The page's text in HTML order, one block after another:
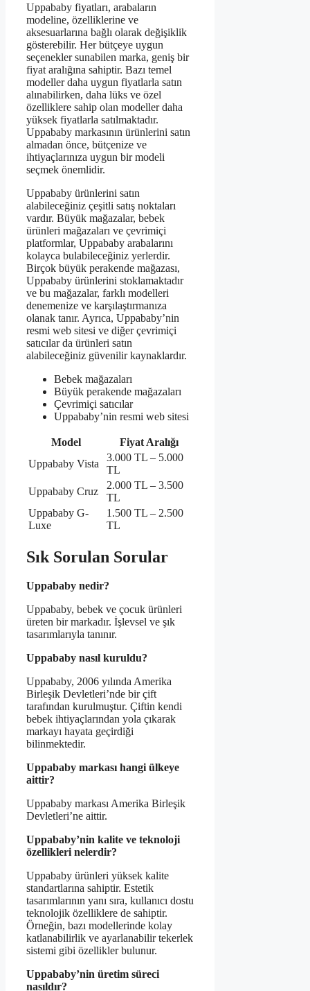
Uppababy fiyatları, arabaların
modeline, özelliklerine ve
aksesuarlarına bağlı olarak değişiklik
gösterebilir. Her bütçeye uygun
seçenekler sunabilen marka, geniş bir
fiyat aralığına sahiptir. Bazı temel
modeller daha uygun fiyatlarla satın
alınabilirken, daha lüks ve özel
özelliklere sahip olan modeller daha
yüksek fiyatlarla satılmaktadır.
Uppababy markasının ürünlerini satın
almadan önce, bütçenize ve
ihtiyaçlarınıza uygun bir modeli
seçmek önemlidir.
Uppababy ürünlerini satın
alabileceğiniz çeşitli satış noktaları
vardır. Büyük mağazalar, bebek
ürünleri mağazaları ve çevrimiçi
platformlar, Uppababy arabalarını
kolayca bulabileceğiniz yerlerdir.
Birçok büyük perakende mağazası,
Uppababy ürünlerini stoklamaktadır
ve bu mağazalar, farklı modelleri
denemenize ve karşılaştırmanıza
olanak tanır. Ayrıca, Uppababy’nin
resmi web sitesi ve diğer çevrimiçi
satıcılar da ürünleri satın
alabileceğiniz güvenilir kaynaklardır.
Bebek mağazaları
Büyük perakende mağazaları
Çevrimiçi satıcılar
Uppababy’nin resmi web sitesi
Model
Fiyat Aralığı
Uppababy Vista
3.000 TL – 5.000
TL
Uppababy Cruz
2.000 TL – 3.500
TL
Uppababy G-
Luxe
1.500 TL – 2.500
TL
Sık Sorulan Sorular
Uppababy nedir?
Uppababy, bebek ve çocuk ürünleri
üreten bir markadır. İşlevsel ve şık
tasarımlarıyla tanınır.
Uppababy nasıl kuruldu?
Uppababy, 2006 yılında Amerika
Birleşik Devletleri’nde bir çift
tarafından kurulmuştur. Çiftin kendi
bebek ihtiyaçlarından yola çıkarak
markayı hayata geçirdiği
bilinmektedir.
Uppababy markası hangi ülkeye
aittir?
Uppababy markası Amerika Birleşik
Devletleri’ne aittir.
Uppababy’nin kalite ve teknoloji
özellikleri nelerdir?
Uppababy ürünleri yüksek kalite
standartlarına sahiptir. Estetik
tasarımlarının yanı sıra, kullanıcı dostu
teknolojik özelliklere de sahiptir.
Örneğin, bazı modellerinde kolay
katlanabilirlik ve ayarlanabilir tekerlek
sistemi gibi özellikler bulunur.
Uppababy’nin üretim süreci
nasıldır?